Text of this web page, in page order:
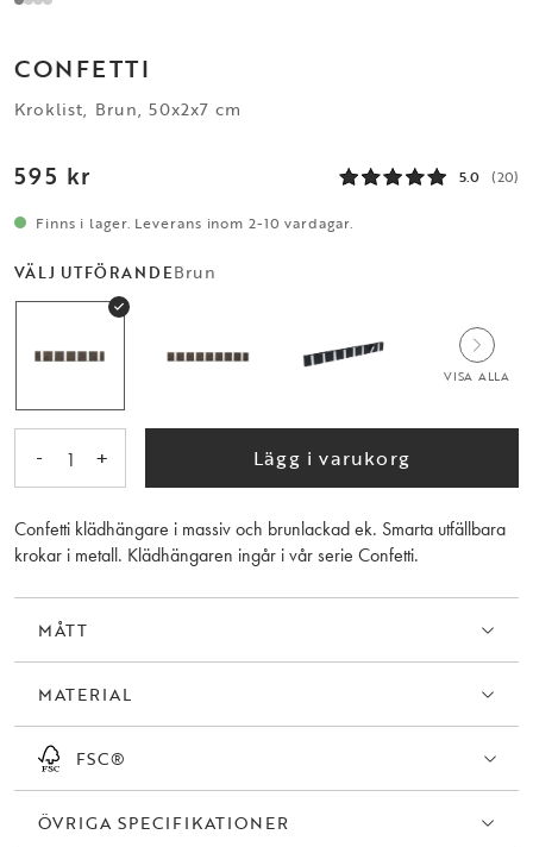
CONFETTI
Kroklist, Brun, 50x2x7 cm
595 kr 5.0 (20)
Finns i lager. Leverans inom 2-10 vardagar.
VÄLJ UTFÖRANDEBrun
VISA ALLA
- 1 + Lägg i varukorg
Confetti klädhängare i massiv och brunlackad ek. Smarta utfällbara
krokar i metall. Klädhängaren ingår i vår serie Confetti.
MÅTT
MATERIAL
FSC®
ÖVRIGA SPECIFIKATIONER